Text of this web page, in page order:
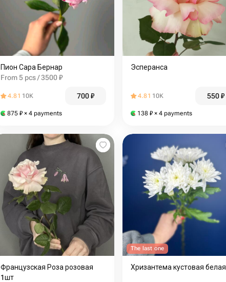
Пион Сара Бернар
From 5 pcs / 3500 ₽
4.81 10K 700₽
875 ₽ × 4 payments
Эсперанса
4.81 10K 550₽
138 ₽ × 4 payments
Французская Роза розовая
1шт
The last one
Хризантема кустовая белая